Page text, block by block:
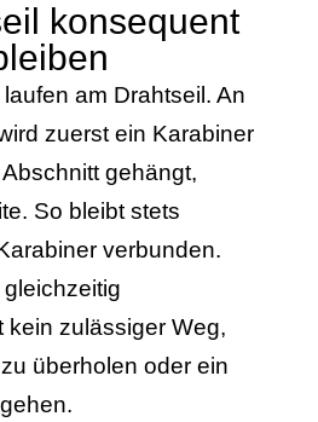
konsequent
am Drahtseil. An
zuerst ein Karabiner
gehängt,
So bleibt stets
verbunden.
zulässiger Weg,
überholen oder ein